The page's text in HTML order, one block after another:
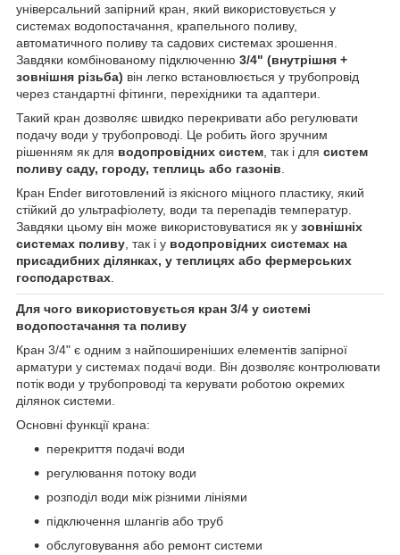
універсальний запірний кран, який використовується у
системах водопостачання, крапельного поливу,
автоматичного поливу та садових системах зрошення.
Завдяки комбінованому підключенню 3/4" (внутрішня +
зовнішня різьба) він легко встановлюється у трубопровід
через стандартні фітинги, перехідники та адаптери.
Такий кран дозволяє швидко перекривати або регулювати
подачу води у трубопроводі. Це робить його зручним
рішенням як для водопровідних систем , так і для систем
поливу саду, городу, теплиць або газонів
Кран Ender виготовлений із якісного міцного пластику, який
стійкий до ультрафіолету, води та перепадів температур.
Завдяки цьому він може використовуватися як у зовнішніх
системах поливу , так і у водопровідних системах на
присадибних ділянках, у теплицях або фермерських
господарствах
Для чого використовується кран 3/4 у системі
водопостачання та поливу
Кран 3/4" є одним з найпоширеніших елементів запірної
арматури у системах подачі води. Він дозволяє контролювати
потік води у трубопроводі та керувати роботою окремих
ділянок системи.
Основні функції крана:
перекриття подачі води
регулювання потоку води
розподіл води між різними лініями
підключення шлангів або труб
обслуговування або ремонт системи